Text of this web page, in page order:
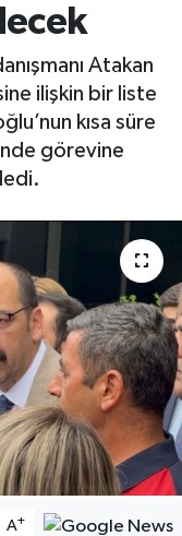
Atakan
ilişkin bir liste
kısa süre
görevine
A+